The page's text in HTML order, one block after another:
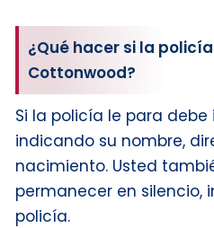
¿Qué hacer si la
Cottonwood?
Si la policía le para
indicando su nombre,
nacimiento. Usted
permanecer en silencio,
policía.